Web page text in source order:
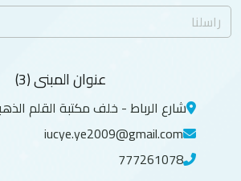
عنوان المبنى (3)
شارع الرباط - خلف مكتبة القلم
iucye.ye2009@gmail.com
777261078